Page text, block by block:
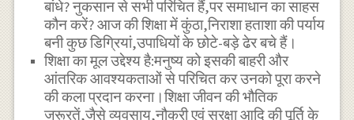
बांधे? नुकसान से सभी परिचित हैं,पर समाधान का साहस
कौन करें? आज की शिक्षा में कुंठा,निराशा हताशा की पर्याय
बनी कुछ डिग्रियां,उपाधियों के छोटे-बड़े ढेर बचे हैं।
शिक्षा का मूल उद्देश्य है:मनुष्य को इसकी बाहरी और
आंतरिक आवश्यकताओं से परिचित कर उनको पूरा करने
की कला प्रदान करना।शिक्षा जीवन की भौतिक
जरूरतें,जैसे व्यवसाय,नौकरी एवं सुरक्षा आदि की पूर्ति के